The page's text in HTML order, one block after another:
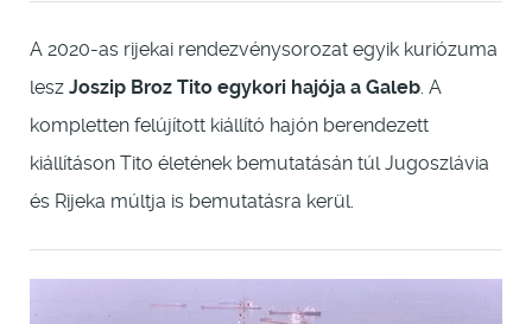
A 2020-as rijekai rendezvénysorozat egyik kuriózuma
lesz Joszip Broz Tito egykori hajója a Galeb. A
kompletten felújított kiállító hajón berendezett
kiállításon Tito életének bemutatásán túl Jugoszlávia
és Rijeka múltja is bemutatásra kerül.